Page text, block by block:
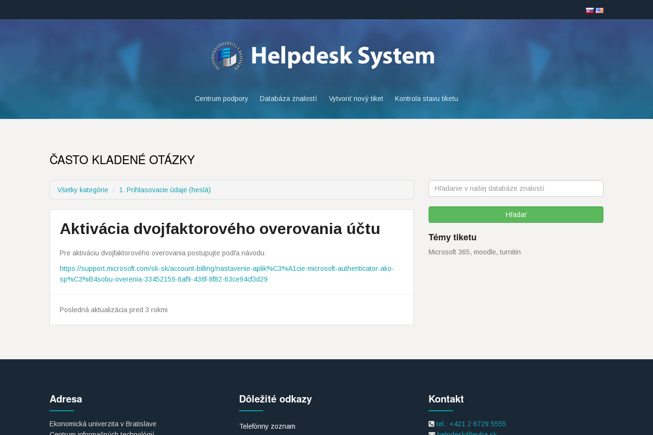
Centrum podpory Databáza znalostí Vytvoriť nový tiket Kontrola stavu tiketu
ČASTO KLADENÉ OTÁZKY
Všetky kategórie 1. Prihlasovacie údaje (heslá)
Aktivácia dvojfaktorového overovania účtu
Pre aktiváciu dvojfaktorového overovania postupujte podľa návodu:
https://support.microsoft.com/sk-sk/account-billing/nastavenie-aplik%C3%A1cie-microsoft-authenticator-ako-
sp%C3%B4sobu-overenia-33452159-6af9-438f-8f82-63ce94cf3d29
Posledná aktualizácia pred 3 rokmi
Témy tiketu
Microsoft 365, moodle, turnitin
Adresa
Ekonomická univerzita v Bratislave
Dôležité odkazy
Telefónny zoznam
Kontakt
tel.: +421 2 6729 5555